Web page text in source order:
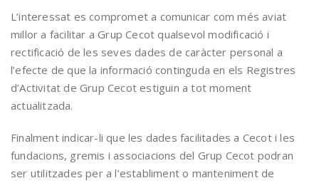
L’interessat es compromet a comunicar com més aviat
millor a facilitar a Grup Cecot qualsevol modificació i
rectificació de les seves dades de caràcter personal a
l’efecte de que la informació continguda en els Registres
d’Activitat de Grup Cecot estiguin a tot moment
actualitzada.
Finalment indicar-li que les dades facilitades a Cecot i les
fundacions, gremis i associacions del Grup Cecot podran
ser utilitzades per a l’establiment o manteniment de